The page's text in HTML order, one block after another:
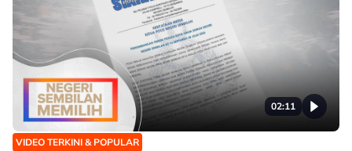
02:11
VIDEO TERKINI & POPULAR